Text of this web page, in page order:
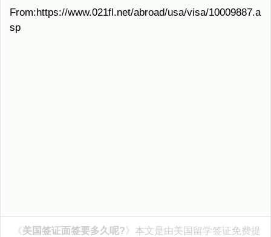
From:https://www.021fl.net/abroad/usa/visa/10009887.a
sp
《美国签证面签要多久呢?》本文是由美国留学签证免费提